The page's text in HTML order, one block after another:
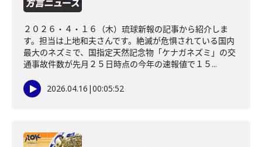
２０２６・４・１６（木）琉球新報の記事から紹介しま
す。担当は上地和夫さんです。絶滅が危惧されている国内
最大のネズミで、国指定天然記念物「ケナガネズミ」の交
通事故件数が先月２５日時点の今年の速報値で１５...
2026.04.16 |00:05:52